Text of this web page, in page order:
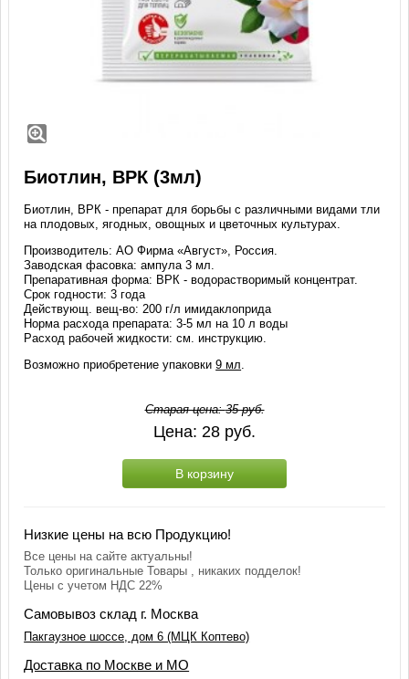
Биотлин, ВРК (3мл)
Биотлин, ВРК - препарат для борьбы с различными видами тли
на плодовых, ягодных, овощных и цветочных культурах.
Производитель: АО Фирма «Август», Россия.
Заводская фасовка: ампула 3 мл.
Препаративная форма: ВРК - водорастворимый концентрат.
Срок годности: 3 года
Действующ. вещ-во: 200 г/л имидаклоприда
Норма расхода препарата: 3-5 мл на 10 л воды
Расход рабочей жидкости: см. инструкцию.
Возможно приобретение упаковки9 мл
Старая цена:35руб.
Цена: 28 руб.
В корзину
Низкие цены на всю Продукцию!
Все цены на сайте актуальны!
Только оригинальные Товары , никаких подделок!
Цены с учетом НДС 22%
Самовывоз склад г. Москва
Пакгаузное шоссе, дом 6 (МЦК Коптево)
Доставка по Москве и МО